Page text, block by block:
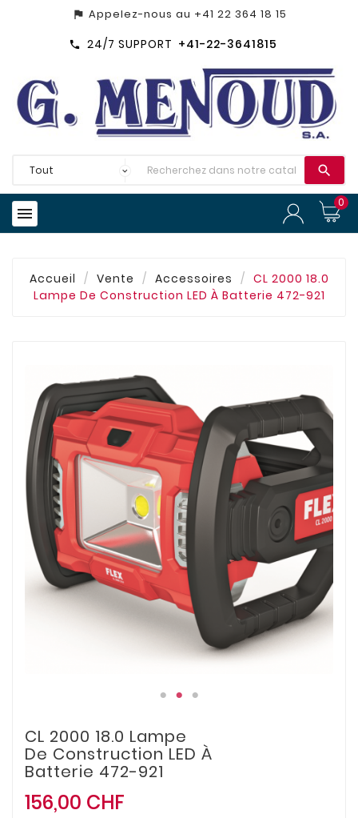
assistant_photo Appelez-nous au +41 22 364 18 15
 24/7 SUPPORT +41-22-3641815


0
Accueil Vente Accessoires
CL 2000 18.0
Lampe De Construction LED À Batterie 472-921
CL 2000 18.0 Lampe
De Construction LED À
Batterie 472-921
156,00 CHF